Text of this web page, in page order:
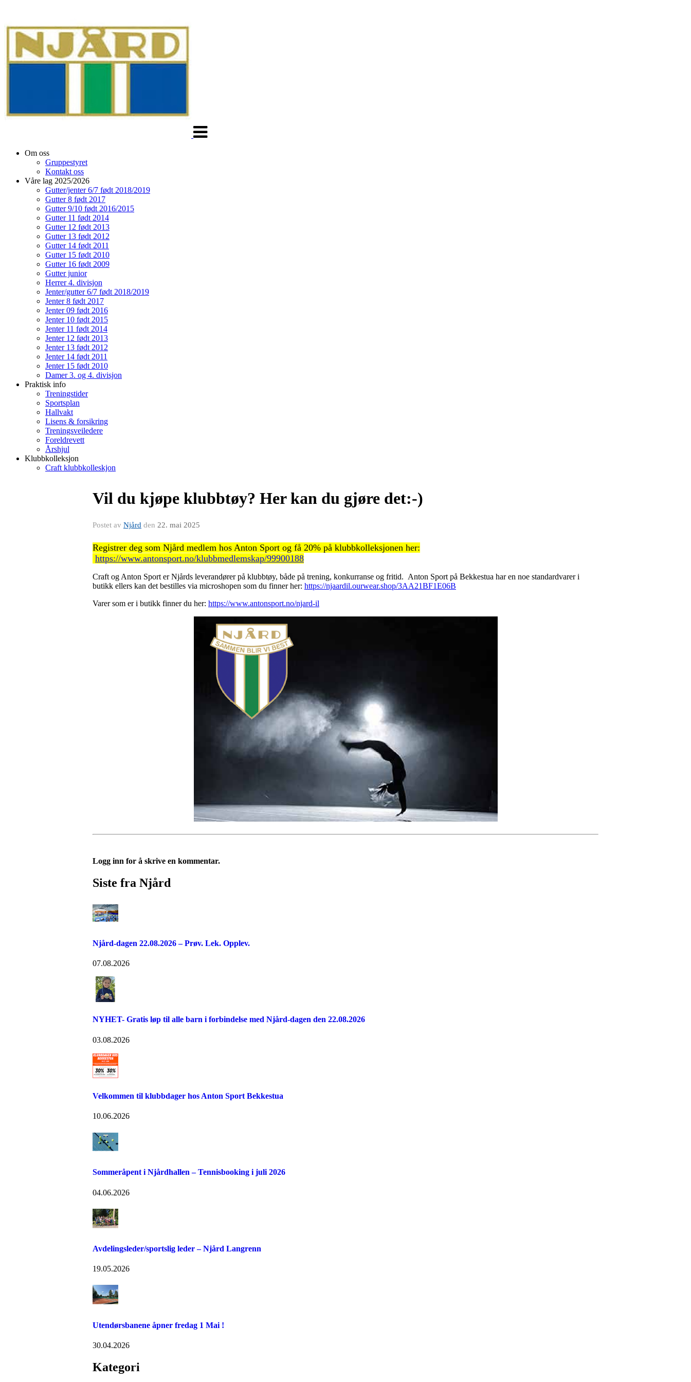
Om oss
Gruppestyret
Kontakt oss
Våre lag 2025/2026
Gutter/jenter 6/7 født 2018/2019
Gutter 8 født 2017
Gutter 9/10 født 2016/2015
Gutter 11 født 2014
Gutter 12 født 2013
Gutter 13 født 2012
Gutter 14 født 2011
Gutter 15 født 2010
Gutter 16 født 2009
Gutter junior
Herrer 4. divisjon
Jenter/gutter 6/7 født 2018/2019
Jenter 8 født 2017
Jenter 09 født 2016
Jenter 10 født 2015
Jenter 11 født 2014
Jenter 12 født 2013
Jenter 13 født 2012
Jenter 14 født 2011
Jenter 15 født 2010
Damer 3. og 4. divisjon
Praktisk info
Treningstider
Sportsplan
Hallvakt
Lisens & forsikring
Treningsveiledere
Foreldrevett
Årshjul
Klubbkolleksjon
Craft klubbkolleskjon
Vil du kjøpe klubbtøy? Her kan du gjøre det:-)
Postet av Njård den 22. mai 2025
Registrer deg som Njård medlem hos Anton Sport og få 20% på klubbkolleksjonen her:
https://www.antonsport.no/klubbmedlemskap/99900188
Craft og Anton Sport er Njårds leverandører på klubbtøy, både på trening, konkurranse og fritid. Anton Sport på Bekkestua har en noe standardvarer i
butikk ellers kan det bestilles via microshopen som du finner her: https://njaardil.ourwear.shop/3AA21BF1E06B
Varer som er i butikk finner du her: https://www.antonsport.no/njard-il
Logg inn for å skrive en kommentar.
Siste fra Njård
Njård-dagen 22.08.2026 – Prøv. Lek. Opplev.
07.08.2026
NYHET- Gratis løp til alle barn i forbindelse med Njård-dagen den 22.08.2026
03.08.2026
Velkommen til klubbdager hos Anton Sport Bekkestua
10.06.2026
Sommeråpent i Njårdhallen – Tennisbooking i juli 2026
04.06.2026
Avdelingsleder/sportslig leder – Njård Langrenn
19.05.2026
Utendørsbanene åpner fredag 1 Mai !
30.04.2026
Kategori